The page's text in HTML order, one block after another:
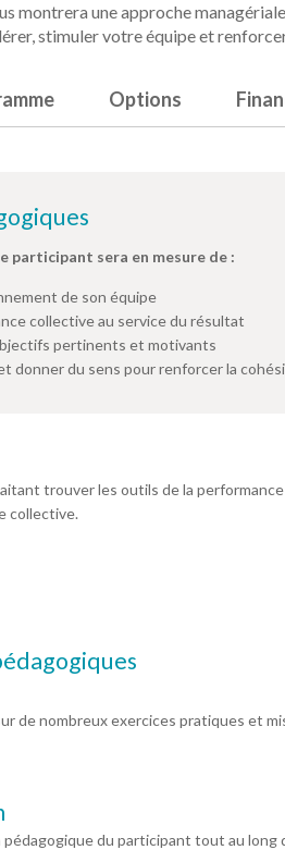
montrera une approche
stimuler votre équipe et
Options
participant sera en mesure de :
de son équipe
collective au service du résultat
pertinents et motivants
donner du sens pour renforcer la
trouver les outils de la
collective.
de nombreux exercices pratiques et
du participant tout au long